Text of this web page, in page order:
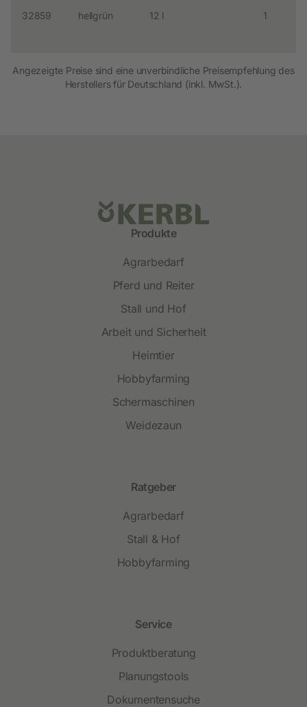
32859 hellgrün 12 l 1
Angezeigte Preise sind eine unverbindliche Preisempfehlung des
Herstellers für Deutschland (inkl. MwSt.).
Produkte
Agrarbedarf
Pferd und Reiter
Stall und Hof
Arbeit und Sicherheit
Heimtier
Hobbyfarming
Schermaschinen
Weidezaun
Ratgeber
Agrarbedarf
Stall & Hof
Hobbyfarming
Service
Produktberatung
Planungstools
Dokumentensuche